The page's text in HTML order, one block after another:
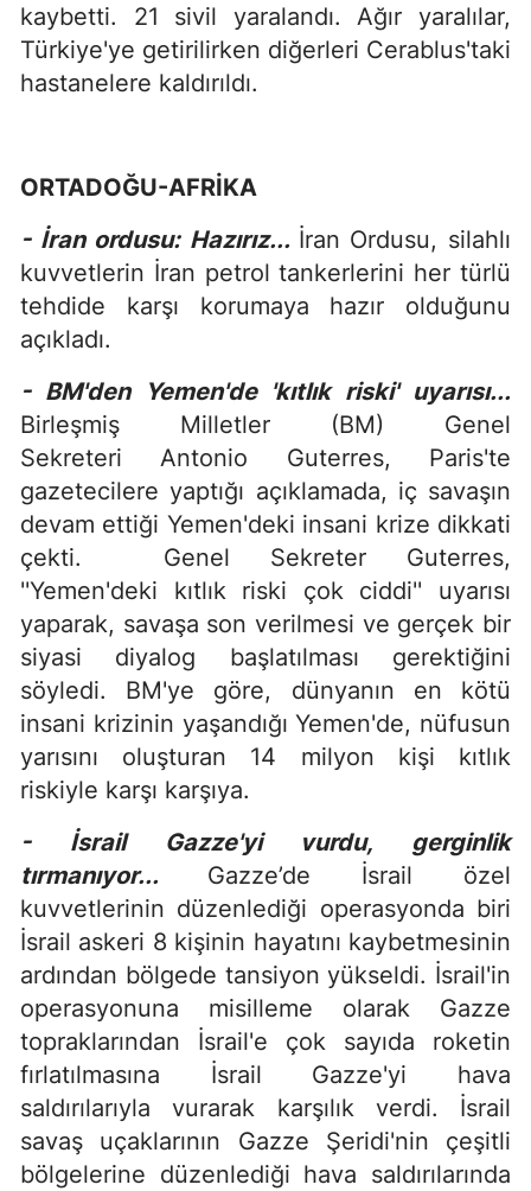
kaybetti. 21 sivil yaralandı. Ağır yaralılar,
Türkiye'ye getirilirken diğerleri Cerablus'taki
hastanelere kaldırıldı.
ORTADOĞU-AFRİKA
- İran ordusu: Hazırız... İran Ordusu, silahlı
kuvvetlerin İran petrol tankerlerini her türlü
tehdide karşı korumaya hazır olduğunu
açıkladı.
- BM'den Yemen'de 'kıtlık riski' uyarısı...
Birleşmiş Milletler (BM) Genel
Sekreteri Antonio Guterres, Paris'te
gazetecilere yaptığı açıklamada, iç savaşın
devam ettiği Yemen'deki insani krize dikkati
çekti. Genel Sekreter Guterres,
''Yemen'deki kıtlık riski çok ciddi'' uyarısı
yaparak, savaşa son verilmesi ve gerçek bir
siyasi diyalog başlatılması gerektiğini
söyledi. BM'ye göre, dünyanın en kötü
insani krizinin yaşandığı Yemen'de, nüfusun
yarısını oluşturan 14 milyon kişi kıtlık
riskiyle karşı karşıya.
- İsrail Gazze'yi vurdu, gerginlik
tırmanıyor... Gazze’de İsrail özel
kuvvetlerinin düzenlediği operasyonda biri
İsrail askeri 8 kişinin hayatını kaybetmesinin
ardından bölgede tansiyon yükseldi. İsrail'in
operasyonuna misilleme olarak Gazze
topraklarından İsrail'e çok sayıda roketin
fırlatılmasına İsrail Gazze'yi hava
saldırılarıyla vurarak karşılık verdi. İsrail
savaş uçaklarının Gazze Şeridi'nin çeşitli
bölgelerine düzenlediği hava saldırılarında